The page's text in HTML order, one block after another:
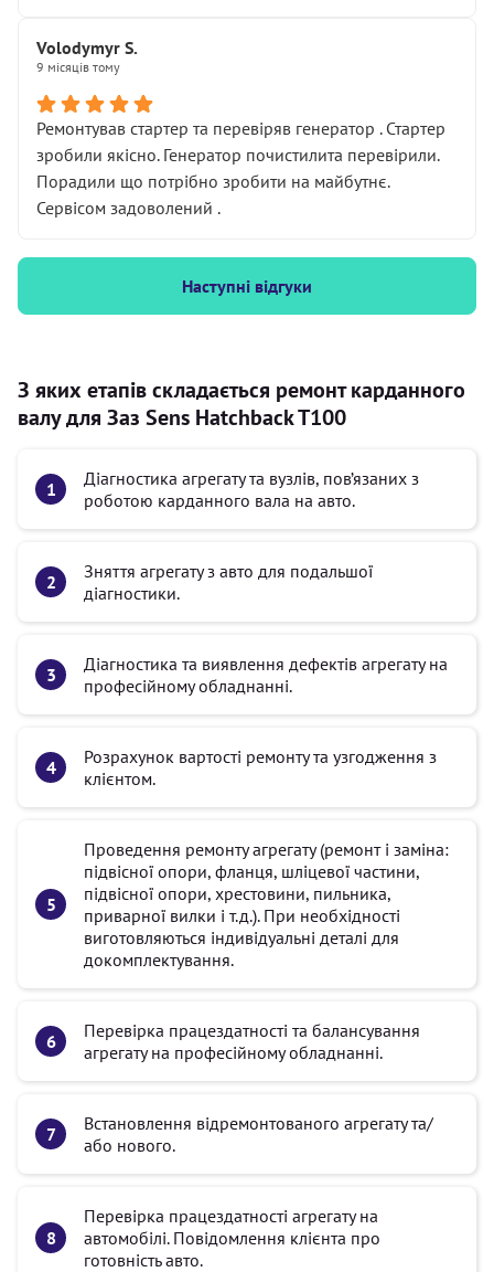
Volodymyr S.
9 місяців тому
Ремонтував стартер та перевіряв генератор . Стартер
зробили якісно. Генератор почистилита перевірили.
Порадили що потрібно зробити на майбутнє.
Сервісом задоволений .
Наступні відгуки
З яких етапів складається ремонт карданного
валу для Заз Sens Hatchback T100
Діагностика агрегату та вузлів, пов’язаних з
роботою карданного вала на авто.
Зняття агрегату з авто для подальшої
діагностики.
Діагностика та виявлення дефектів агрегату на
професійному обладнанні.
Розрахунок вартості ремонту та узгодження з
клієнтом.
Проведення ремонту агрегату (ремонт і заміна:
підвісної опори, фланця, шліцевої частини,
підвісної опори, хрестовини, пильника,
приварної вилки і т.д.). При необхідності
виготовляються індивідуальні деталі для
докомплектування.
Перевірка працездатності та балансування
агрегату на професійному обладнанні.
Встановлення відремонтованого агрегату та/
або нового.
Перевірка працездатності агрегату на
автомобілі. Повідомлення клієнта про
готовність авто.